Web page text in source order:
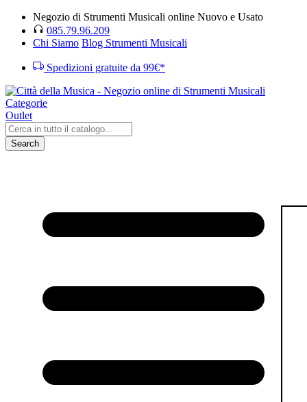
Negozio di Strumenti Musicali online Nuovo e Usato
085.79.96.209
Chi Siamo Blog Strumenti Musicali
Spedizioni gratuite da 99€*
Categorie
Outlet
Search